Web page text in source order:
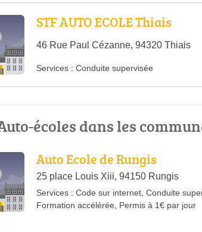
STF AUTO ECOLE Thiais
46 Rue Paul Cézanne, 94320 Thiais
Services : Conduite supervisée
écoles dans les
Auto Ecole de Rungis
25 place Louis Xiii, 94150 Rungis
Services : Code sur internet Conduite
Formation accélérée
Permis à 1€ par jour